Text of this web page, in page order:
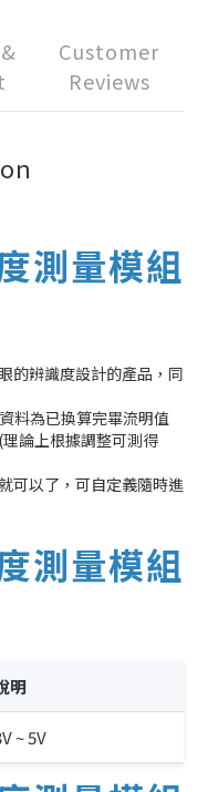
Customer
Reviews
測量模組
的辨識度設計的產品，同
料為已換算完畢流明值
論上根據調整可測得
可以了，可自定義隨時進
測量模組
明
~ 5V